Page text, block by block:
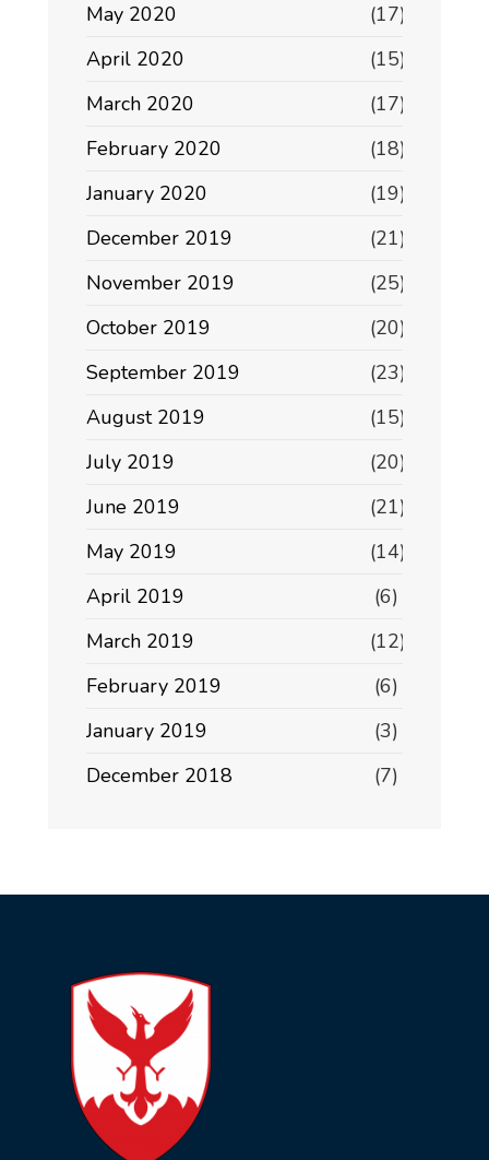
May 2020
(17)
April 2020
(15)
March 2020
(17)
February 2020
(18)
January 2020
(19)
December 2019
(21)
November 2019
(25)
October 2019
(20)
September 2019
(23)
August 2019
(15)
July 2019
(20)
June 2019
(21)
May 2019
(14)
April 2019
(6)
March 2019
(12)
February 2019
(6)
January 2019
(3)
December 2018
(7)